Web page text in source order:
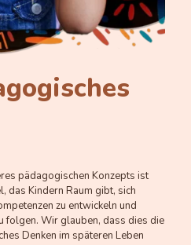
pädagogischen Konzepts ist
das Kindern Raum gibt, sich
zu entwickeln und
folgen. Wir glauben, dass dies die
Denken im späteren Leben